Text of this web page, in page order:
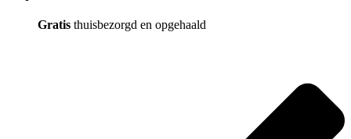
Gratis thuisbezorgd en opgehaald